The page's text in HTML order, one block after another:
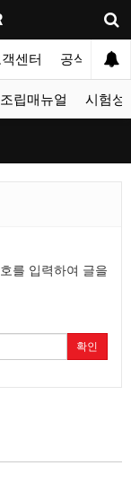
센터 공식블로그
조립매뉴얼 시험성
를 입력하여 글을
확인